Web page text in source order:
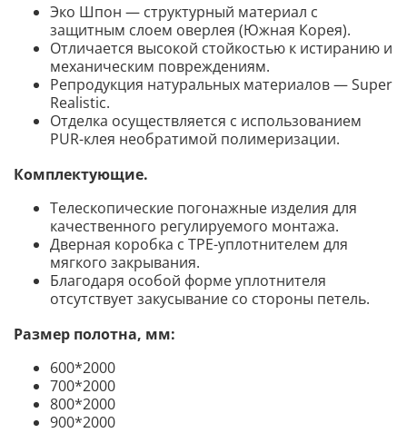
Эко Шпон — структурный материал с
защитным слоем оверлея (Южная Корея).
Отличается высокой стойкостью к истиранию и
механическим повреждениям.
Репродукция натуральных материалов — Super
Realistic.
Отделка осуществляется с использованием
PUR-клея необратимой полимеризации.
Комплектующие.
Телескопические погонажные изделия для
качественного регулируемого монтажа.
Дверная коробка с TPE-уплотнителем для
мягкого закрывания.
Благодаря особой форме уплотнителя
отсутствует закусывание со стороны петель.
Размер полотна, мм:
600*2000
700*2000
800*2000
900*2000